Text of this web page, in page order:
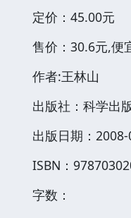
定价：45.00元
售价：30.6元,便
作者:王林山
出版社：科学出
出版日期：2008-
ISBN：
字数：